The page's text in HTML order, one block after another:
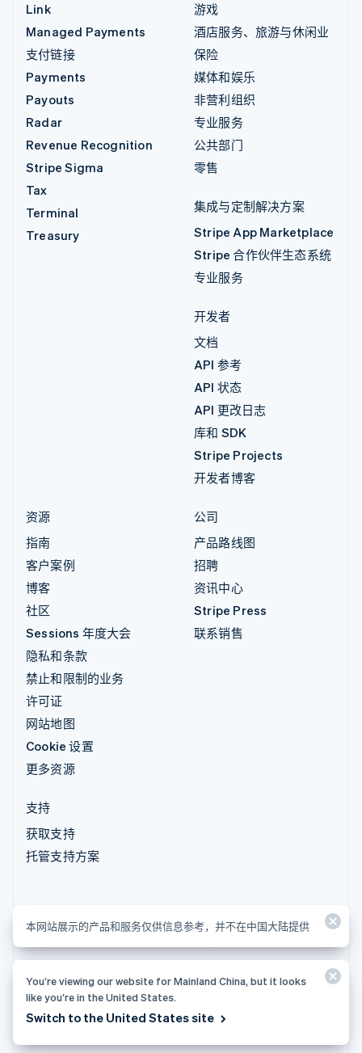
Link
Managed Payments
支付链接
Payments
Payouts
Radar
Revenue Recognition
Stripe Sigma
Tax
Terminal
Treasury
游戏
酒店服务、旅游与休闲业
保险
媒体和娱乐
非营利组织
专业服务
公共部门
零售
集成与定制解决方案
Stripe App Marketplace
Stripe 合作伙伴生态系统
专业服务
开发者
文档
API 参考
API 状态
API 更改日志
库和 SDK
Stripe Projects
开发者博客
资源
指南
客户案例
博客
社区
Sessions 年度大会
隐私和条款
禁止和限制的业务
许可证
网站地图
Cookie 设置
更多资源
公司
产品路线图
招聘
资讯中心
Stripe Press
联系销售
支持
获取支持
托管支持方案
© 2026 Stripe, LLC
本网站展示的产品和服务仅供信息参考，并不在中国大陆提供
You’re viewing our website for Mainland China, but it looks
like you’re in the United States.
Switch to the United States site